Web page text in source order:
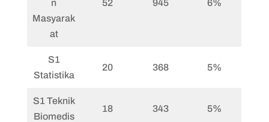
n
Masyarak
at
52 945 6%
S1
Statistika
20 368 5%
S1 Teknik
Biomedis
18 343 5%